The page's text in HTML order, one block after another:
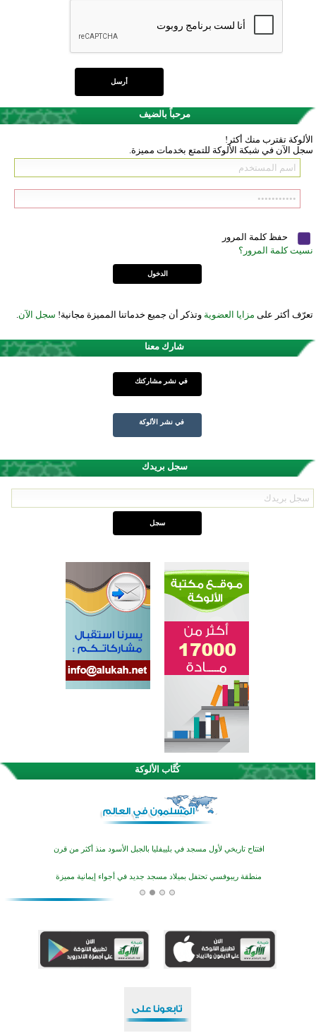
مرحباً بالضيف
الألوكة تقترب منك أكثر!
سجل الآن في شبكة الألوكة للتمتع بخدمات مميزة.
حفظ كلمة المرور
نسيت كلمة المرور؟
تعرّف أكثر على مزايا العضوية وتذكر أن جميع خدماتنا المميزة مجانية! سجل الآن
شارك معنا
في نشر مشاركتك
في نشر الألوكة
سجل بريدك
كُتَّاب الألوكة
اختتام الدورة التاسعة لمسابقة حفظ وتلاوة القرآن الكريم في أزناكاييف
تيسليتش تختتم برنامجا تعليميا لتعزيز القيم وبناء الشخصية للشباب المسلمين
اختتام منافسات قرآنية متميزة في بنغلاديش بمشاركة 3000 متسابق
أكبر مشروع إسلامي في ريف أستراليا يفتتح أبوابه بعد سنوات من العمل والعطاء
اختتام الدورة التاسعة لمسابقة حفظ وتلاوة القرآن الكريم في أزناكاييف